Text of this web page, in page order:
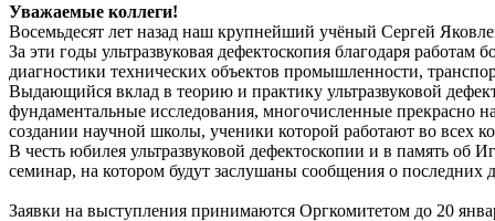
Уважаемые коллеги!
Восемьдесят лет назад наш крупнейший учёный Сергей
За эти годы ультразвуковая дефектоскопия благодаря
диагностики технических объектов промышленности,
Выдающийся вклад в теорию и практику ультразвуковой
фундаментальные исследования, многочисленные прекрасно
создании научной школы, ученики которой работают во всех
В честь юбилея ультразвуковой дефектоскопии и в память
семинар, на котором будут заслушаны сообщения о последних
Заявки на выступления принимаются Оргкомитетом до 20